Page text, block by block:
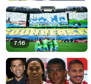
7:16